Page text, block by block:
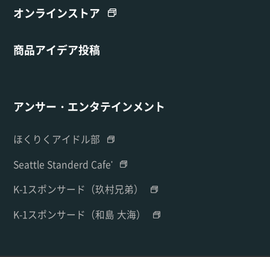
オンラインストア
商品アイデア投稿
アンサー・エンタテインメント
ほくりくアイドル部
Seattle Standerd Cafe'
K-1スポンサード（玖村兄弟）
K-1スポンサード（和島 大海）